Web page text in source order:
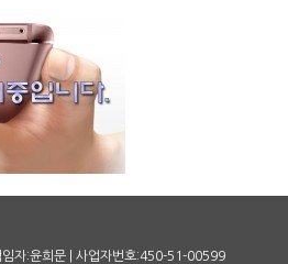
임자:윤희문 | 사업자번호:450-51-00599